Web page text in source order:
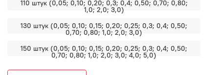
110 штук (0,05; 0,10; 0,20; 0,3; 0,4; 0,50; 0,70; 0,80;
1,0; 2,0; 3,0)
130 штук (0,05; 0,10; 0,15; 0,20; 0,25; 0,3; 0,4; 0,50;
0,70; 0,80; 1,0; 2,0; 3,0)
150 штук (0,05; 0,10; 0,15; 0,20; 0,25; 0,3; 0,4; 0,50;
0,70; 0,80; 1,0; 2,0; 3,0; 4,0; 5,0)